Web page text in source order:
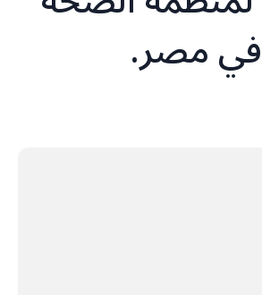
في مصر.